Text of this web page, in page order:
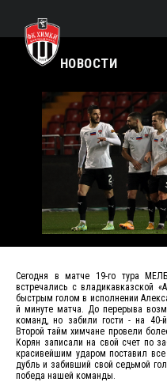
НОВОСТИ
Сегодня в матче 19-го тура
встречались с владикавказской
быстрым голом в исполнении
й минуте матча. До перерыва
команд, но забили гости - на
Второй тайм химчане провели
Корян записали на свой счет по
красивейшим ударом поставил
дубль и забивший свой седьмой
победа нашей команды.